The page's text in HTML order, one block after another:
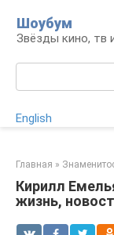
контенту
Шоубум
Звёзды кино, тв
English
Главная »
Кирилл
жизнь,